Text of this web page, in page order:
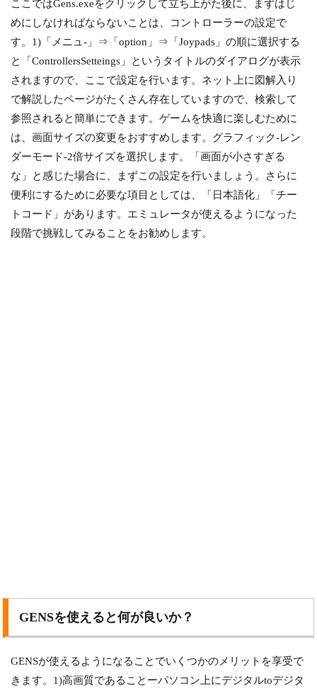
ここではGens.exeをクリックして立ち上がた後に、まずはじ
めにしなければならないことは、コントローラーの設定で
す。1)「メニュ-」⇒「option」⇒「Joypads」の順に選択する
と「ControllersSetteings」というタイトルのダイアログが表示
されますので、ここで設定を行います。ネット上に図解入り
で解説したページがたくさん存在していますので、検索して
参照されると簡単にできます。ゲームを快適に楽しむために
は、画面サイズの変更をおすすめします。グラフィック-レン
ダーモード-2倍サイズを選択します。「画面が小さすぎる
な」と感じた場合に、まずこの設定を行いましょう。さらに
便利にするために必要な項目としては、「日本語化」「チー
トコード」があります。エミュレータが使えるようになった
段階で挑戦してみることをお勧めします。
GENSを使えると何が良いか？
GENSが使えるようになることでいくつかのメリットを享受で
きます。1)高画質であることーパソコン上にデジタルtoデジタ